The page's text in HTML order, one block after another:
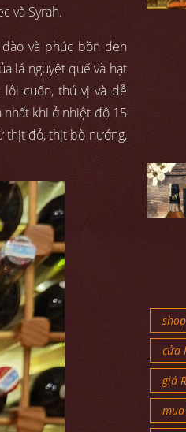
và Syrah.
và phúc bồn đen
lá nguyệt quế và hạt
lôi cuốn, thú vị và dễ
nhất khi ở nhiệt độ 15
thịt đỏ, thịt bò nướng,
cửa
giá
mua